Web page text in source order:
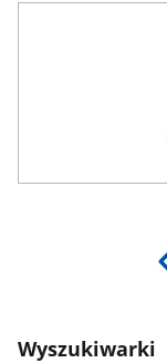
Wyszukiwarki